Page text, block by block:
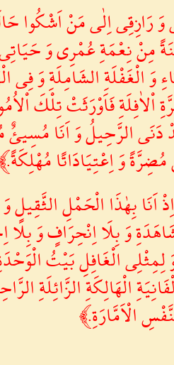
رَازِقِى اِلٰى مَنْ اَشْكُوا
مِنْ نِعْمَةِ عُمْرِى وَ
وَ الْغَفْلَةِ الشَامِلَةِ وَ فِى
اْلاٰفِلَةِ فَاَوْرَثَتْ تِلْكَ
الرَّحِيلُ وَ اَنَا مُسِيئٌ
وَ اِعْتِيَادَاتًا
اَنَا بِهٰذَا الْحَمْلِ
وَ بِلَا اِنْحِرَافٍ وَ بِلَا
الْغَافِلِ بَيْتُ
الْهَالِكَةِ الزَّائِلَةِ
الْاَمَّارَةِ.﴾